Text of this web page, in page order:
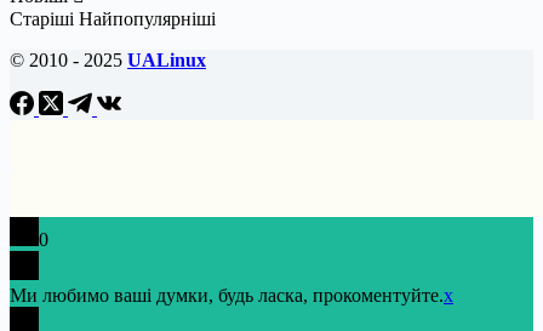
Старіші Найпопулярніші
© 2010 - 2025 UALinux
0
Ми любимо ваші думки, будь ласка, прокоментуйте.x